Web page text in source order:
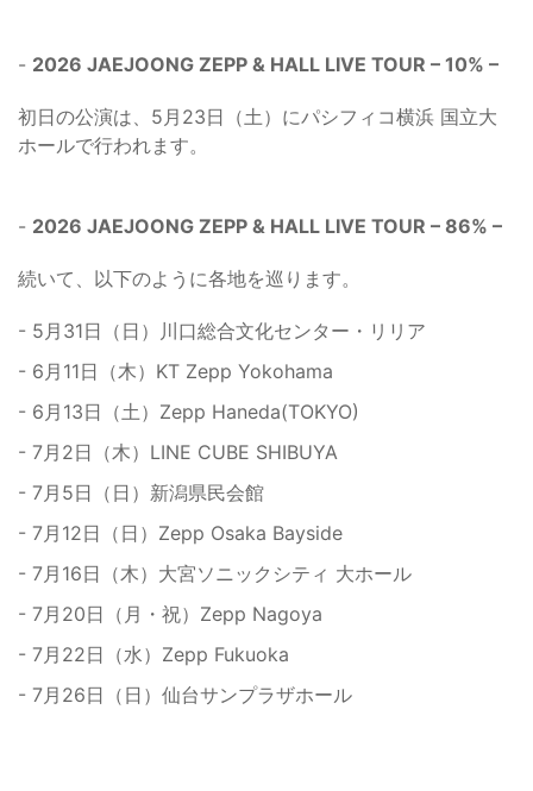
- 2026 JAEJOONG ZEPP & HALL LIVE TOUR – 10% –
初日の公演は、5月23日（土）にパシフィコ横浜 国立大
ホールで行われます。
- 2026 JAEJOONG ZEPP & HALL LIVE TOUR – 86% –
続いて、以下のように各地を巡ります。
- 5月31日（日）川口総合文化センター・リリア
- 6月11日（木）KT Zepp Yokohama
- 6月13日（土）Zepp Haneda(TOKYO)
- 7月2日（木）LINE CUBE SHIBUYA
- 7月5日（日）新潟県民会館
- 7月12日（日）Zepp Osaka Bayside
- 7月16日（木）大宮ソニックシティ 大ホール
- 7月20日（月・祝）Zepp Nagoya
- 7月22日（水）Zepp Fukuoka
- 7月26日（日）仙台サンプラザホール